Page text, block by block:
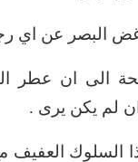
البصر عن اي
الى ان عطر
لم يكن يرى .‏
السلوك العفيف